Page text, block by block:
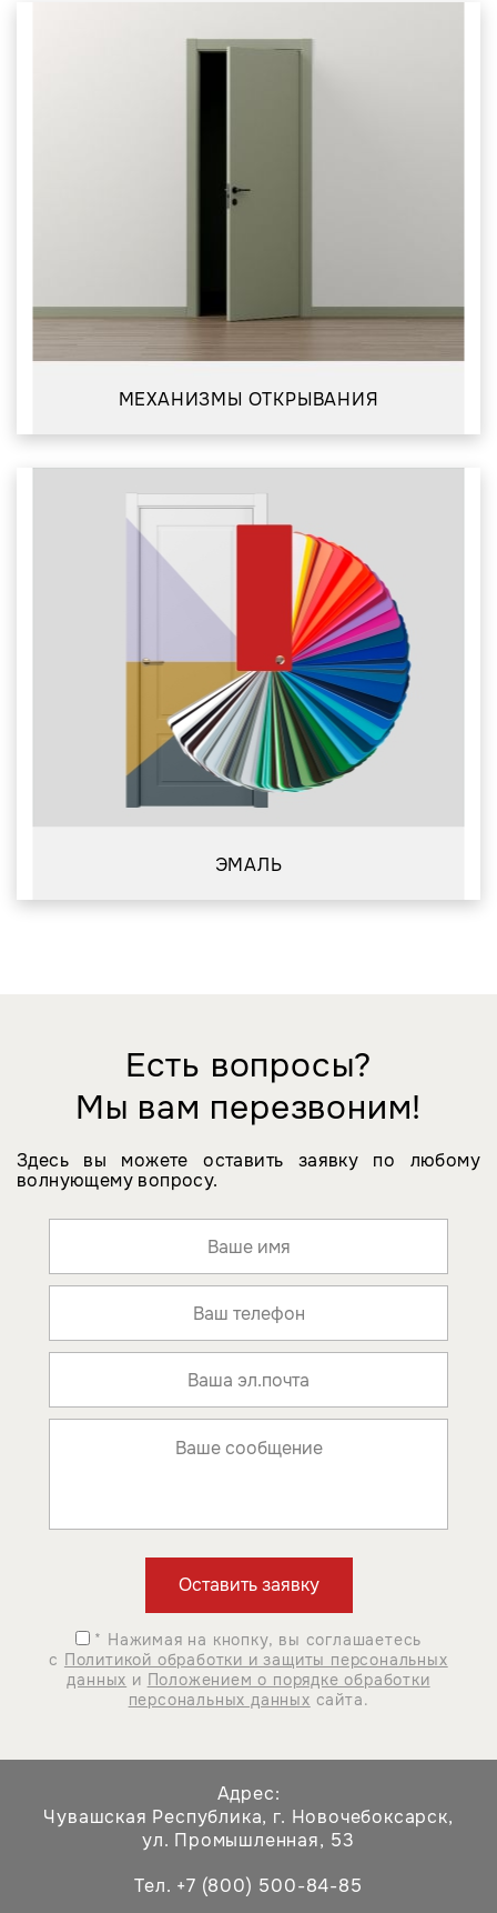
МЕХАНИЗМЫ ОТКРЫВАНИЯ
ЭМАЛЬ
Есть вопросы?
Мы вам перезвоним!
Здесь вы можете оставить заявку по любому
волнующему вопросу.
* Нажимая на кнопку, вы соглашаетесь
с Политикой обработки и защиты персональных
данных и Положением о порядке обработки
персональных данных сайта.
Адрес:
Чувашская Республика, г. Новочебоксарск,
ул. Промышленная, 53
Тел. +7 (800) 500-84-85